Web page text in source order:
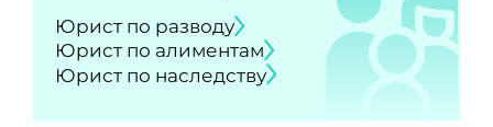
Юрист по разводу
Юрист по алиментам
Юрист по наследству